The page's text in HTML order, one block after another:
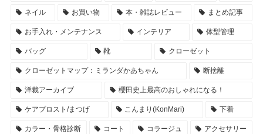
ネイル お買い物 本・雑誌レビュー まとめ記事
お手入れ・メンテナンス インテリア 体型管理
バッグ 靴 クローゼット
クローゼットマップ：ミランダかあちゃん 断捨離
洋裁アーカイブ 櫻田史上最高のおしゃれになる！
ケアプロスト/まつげ こんまり(KonMari) 下着
カラー・骨格診断 コート コラージュ アクセサリー